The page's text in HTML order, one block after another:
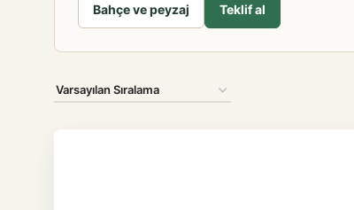
Bahçe ve peyzaj Teklif al